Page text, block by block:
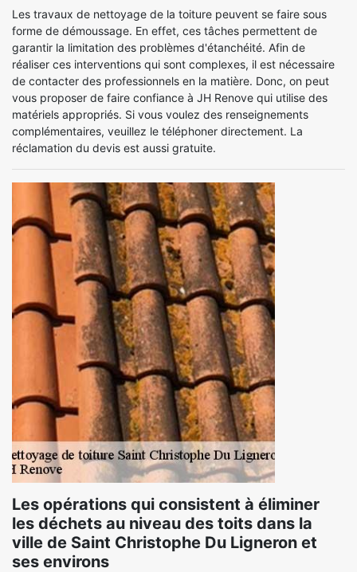
Les travaux de nettoyage de la toiture peuvent se faire sous
forme de démoussage. En effet, ces tâches permettent de
garantir la limitation des problèmes d'étanchéité. Afin de
réaliser ces interventions qui sont complexes, il est nécessaire
de contacter des professionnels en la matière. Donc, on peut
vous proposer de faire confiance à JH Renove qui utilise des
matériels appropriés. Si vous voulez des renseignements
complémentaires, veuillez le téléphoner directement. La
réclamation du devis est aussi gratuite.
Les opérations qui consistent à éliminer
les déchets au niveau des toits dans la
ville de Saint Christophe Du Ligneron et
ses environs